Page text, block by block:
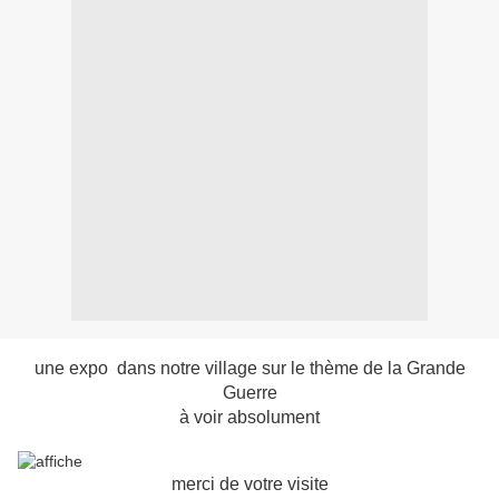
une expo dans notre village sur le thème de la Grande
Guerre
à voir absolument
merci de votre visite